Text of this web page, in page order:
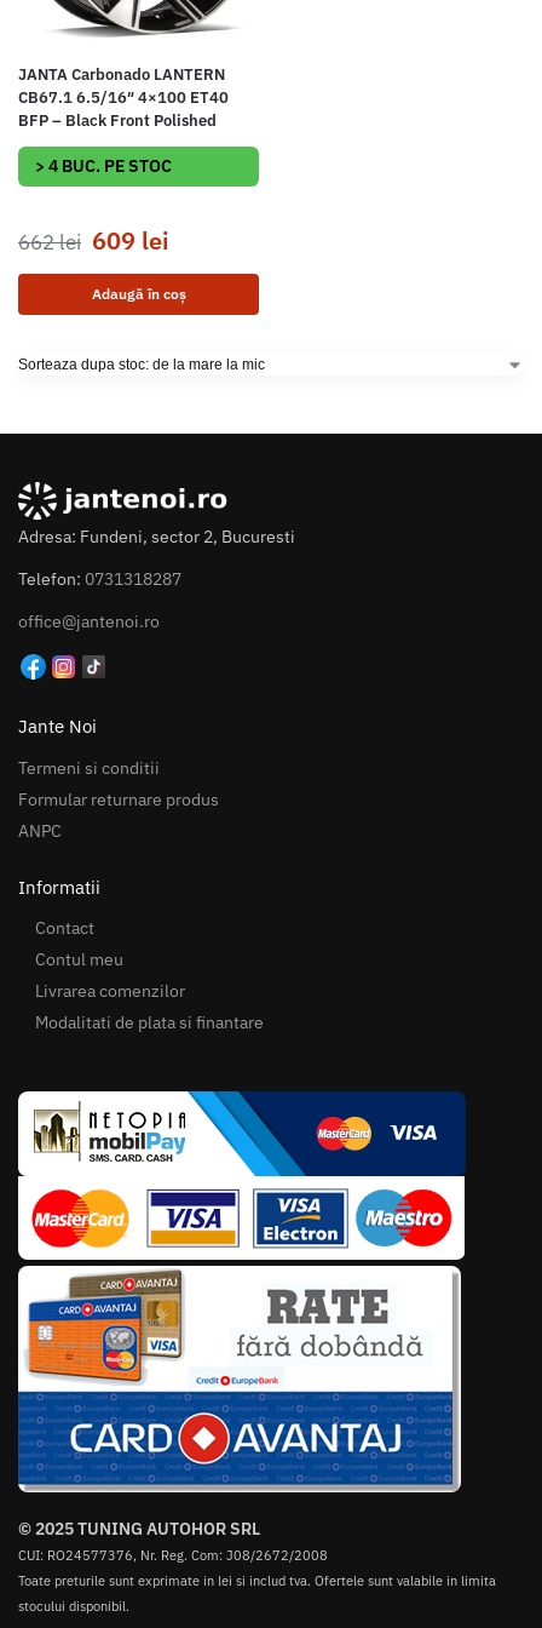
JANTA Carbonado LANTERN
CB67.1 6.5/16″ 4×100 ET40
BFP – Black Front Polished
> 4 BUC. PE STOC
662lei 609 lei
Adaugă în coș
Adresa: Fundeni, sector 2, Bucuresti
Telefon: 0731318287
office@jantenoi.ro
Jante Noi
Termeni si conditii
Formular returnare produs
ANPC
Informatii
Contact
Contul meu
Livrarea comenzilor
Modalitati de plata si finantare
© 2025 TUNING AUTOHOR SRL
CUI: RO24577376, Nr. Reg. Com: J08/2672/2008
Toate preturile sunt exprimate in lei si includ tva. Ofertele sunt valabile in limita
stocului disponibil.